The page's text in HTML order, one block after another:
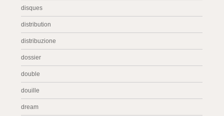
disques
distribution
distribuzione
dossier
double
douille
dream